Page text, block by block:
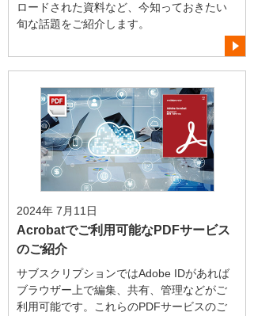
ロードされた資料など、今知っておきたい
旬な話題をご紹介します。
2024年 7月11日
Acrobatでご利用可能なPDFサービス
のご紹介
サブスクリプションではAdobe IDがあれば
ブラウザー上で編集、共有、管理などがご
利用可能です。これらのPDFサービスのご